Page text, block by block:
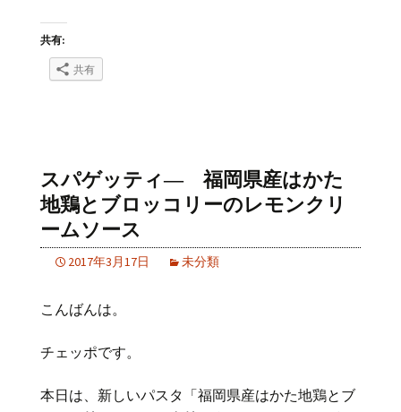
共有:
共有
スパゲッティ― 福岡県産はかた
地鶏とブロッコリーのレモンクリ
ームソース
2017年3月17日 未分類
こんばんは。
チェッポです。
本日は、新しいパスタ「福岡県産はかた地鶏とブ